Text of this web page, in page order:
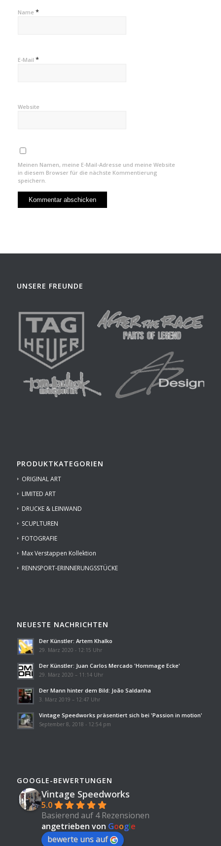
Name *
E-Mail *
Website
Meinen Namen, meine E-Mail-Adresse und meine Website
in diesem Browser für die nächste Kommentierung
speichern.
UNSERE FREUNDE
PRODUKTKATEGORIEN
ORIGINAL ART
LIMITED ART
DRUCKE & LEINWAND
SCUPLTUREN
FOTOGRAFIE
Max Verstappen Kollektion
RENNSPORT-ERINNERUNGSSTÜCKE
NEUESTE NACHRICHTEN
Der Künstler: Artem Khalko
29. März 2020 - 12:15 Uhr
Der Künstler: Juan Carlos Mercado 'Hommage Ecke'
29. März 2020 – 11:14 Uhr
Der Mann hinter dem Bild: João Saldanha
3. März 2019 – 12:47 Uhr
Vintage Speedworks präsentiert sich bei 'Passion in motion'
September 8, 2018 - 12:54 pm
GOOGLE-BEWERTUNGEN
Vintage Speedworks
5.0
Basierend auf 4 Rezensionen
angetrieben von Google
bewerte uns auf